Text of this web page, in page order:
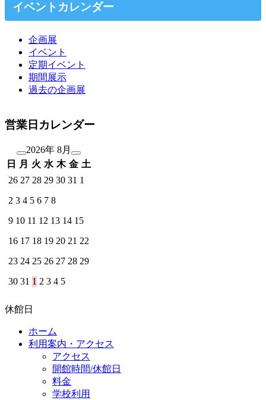
イベントカレンダー
企画展
イベント
定期イベント
期間展示
過去の企画展
営業日カレンダー
2026年 8月
日
月 火 水 木 金 土
26 27 28 29 30 31 1
2 3 4 5 6 7 8
9 10 11 12 13 14 15
16 17 18 19 20 21 22
23 24 25 26 27 28 29
30 31 1 2 3 4 5
休館日
ホーム
利用案内・アクセス
アクセス
開館時間/休館日
料金
学校利用